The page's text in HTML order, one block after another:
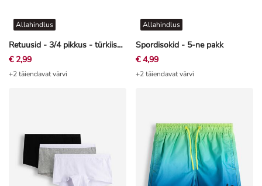
Retuusid - 3/4 pikkus - türkiissinine
Allahindlus
€ 2,99
+2 täiendavat värvi
Spordisokid - 5-ne pakk
Allahindlus
€ 4,99
+2 täiendavat värvi